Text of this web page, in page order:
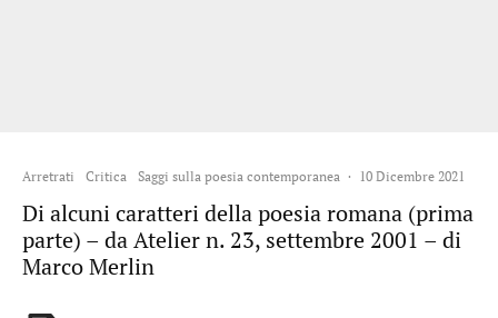
Arretrati Critica Saggi sulla poesia contemporanea · 10 Dicembre 2021
Di alcuni caratteri della poesia romana (prima
parte) – da Atelier n. 23, settembre 2001 – di
Marco Merlin